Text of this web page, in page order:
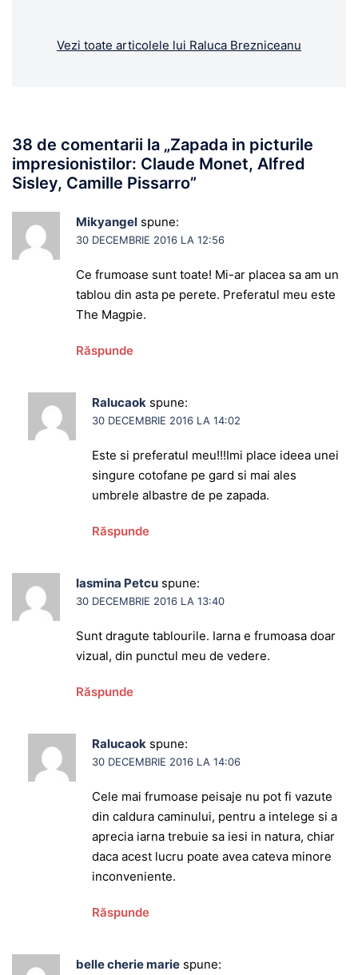
Vezi toate articolele lui Raluca Brezniceanu
38 de comentarii la „Zapada in picturile
impresionistilor: Claude Monet, Alfred
Sisley, Camille Pissarro”
Mikyangel spune:
30 DECEMBRIE 2016 LA 12:56
Ce frumoase sunt toate! Mi-ar placea sa am un
tablou din asta pe perete. Preferatul meu este
The Magpie.
Răspunde
Ralucaok spune:
30 DECEMBRIE 2016 LA 14:02
Este si preferatul meu!!!Imi place ideea unei
singure cotofane pe gard si mai ales
umbrele albastre de pe zapada.
Răspunde
Iasmina Petcu spune:
30 DECEMBRIE 2016 LA 13:40
Sunt dragute tablourile. Iarna e frumoasa doar
vizual, din punctul meu de vedere.
Răspunde
Ralucaok spune:
30 DECEMBRIE 2016 LA 14:06
Cele mai frumoase peisaje nu pot fi vazute
din caldura caminului, pentru a intelege si a
aprecia iarna trebuie sa iesi in natura, chiar
daca acest lucru poate avea cateva minore
inconveniente.
Răspunde
belle cherie marie spune: